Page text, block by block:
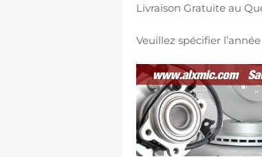
Livraison Gratuite au
Veuillez spécifier